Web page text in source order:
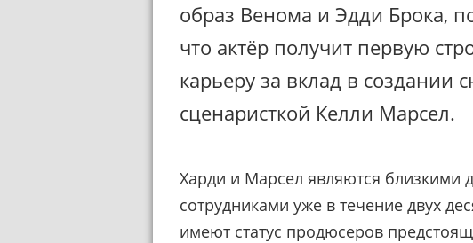
образ Венома и Эдди Брока,
что актёр получит первую
карьеру за вклад в создании
сценаристкой Келли Марсел.
Харди и Марсел являются близкими
сотрудниками уже в течение двух
имеют статус продюсеров